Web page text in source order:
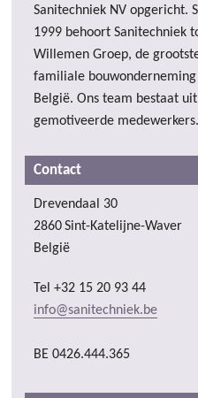
Sanitechniek NV opgericht.
1999 behoort Sanitechniek
Willemen Groep, de
familiale bouwonderneming
België. Ons team bestaat
gemotiveerde medewerkers.
Contact
Drevendaal 30
2860Sint-Katelijne-Waver
België
Tel +32 15 20 93 44
info@sanitechniek.be
BE 0426.444.365